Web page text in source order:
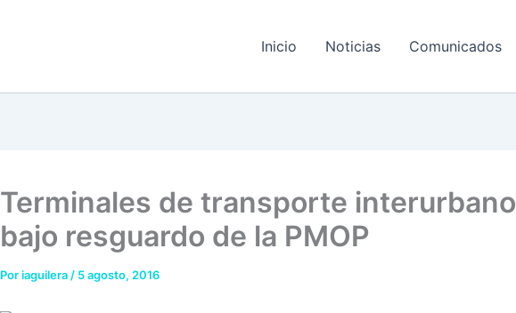
Inicio Noticias Comunicados
Terminales de transporte interurbano
bajo resguardo de la PMOP
Poriaguilera / 5 agosto, 2016